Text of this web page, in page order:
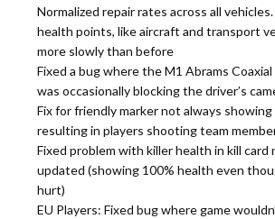
Normalized repair rates across all
health points, like aircraft and transport
more slowly than before
Fixed a bug where the M1 Abrams
was occasionally blocking the driver’s
Fix for friendly marker not always
resulting in players shooting team
Fixed problem with killer health in kill
updated (showing 100% health even
hurt)
EU Players: Fixed bug where game